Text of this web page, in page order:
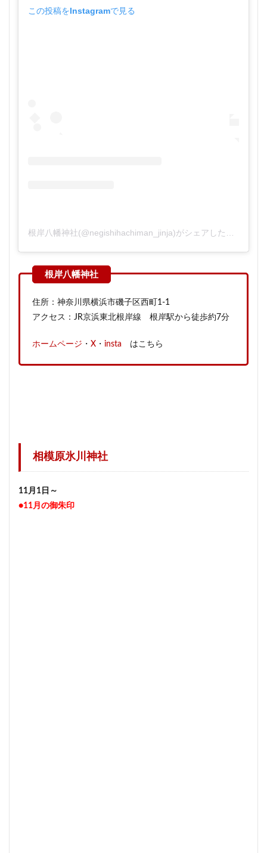
この投稿をInstagramで見る
住所：神奈川県横浜市磯子区西町1-1
アクセス：JR京浜東北根岸線 根岸駅から徒歩約7分
ホームページ ・ X ・ insta はこちら
相模原氷川神社
11月1日～
●11月の御朱印